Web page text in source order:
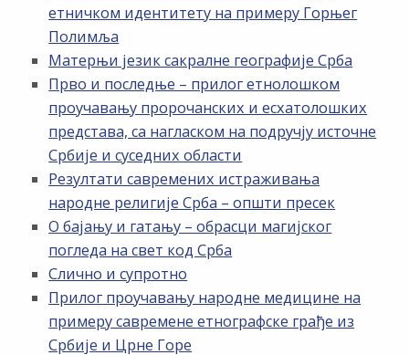
етничком идентитету на примеру Горњег
Полимља
Матерњи језик сакралне географије Срба
Прво и последње – прилог етнолошком
проучавању пророчанских и есхатолошких
представа, са нагласком на подручју источне
Србије и суседних области
Резултати савремених истраживања
народне религије Срба – општи пресек
О бајању и гатању – обрасци магијског
погледа на свет код Срба
Слично и супротно
Прилог проучавању народне медицине на
примеру савремене етнографске грађе из
Србије и Црне Горе